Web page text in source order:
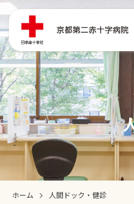
ホーム ⼈間ドック・健診